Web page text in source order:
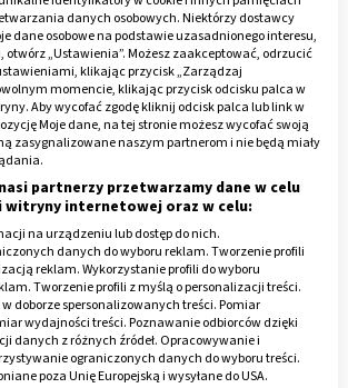
znacznie mniej do dania niż
toteż nie przesądzają one o
potrawy. Dużą kaloryczność mają
- to około 240 kcal na 100 g. Nie są
dominującym w bigosie.
bigos na diecie?
jak najbardziej można
- trzeba jednak jego kaloryczność
by nie doszło do wystąpienia
Należy więc dostosować porcję
kalorycznego iuważać na
białego pieczywa, które
danych osobowych. Niektórzy dostawcy
dane osobowe na podstawie uzasadnionego interesu,
otwórz „Ustawienia”. Możesz zaakceptować, odrzucić
klikając przycisk „Zarządzaj
momencie, klikając przycisk odcisku palca w
Aby wycofać zgodę kliknij odcisk palca lub link w
Moje dane, na tej stronie możesz wycofać swoją
zasygnalizowane naszym partnerom i nie będą miały
partnerzy przetwarzamy dane w celu
witryny internetowej oraz w celu:
na urządzeniu lub dostęp do nich.
danych do wyboru reklam. Tworzenie profili
reklam. Wykorzystanie profili do wyboru
Tworzenie profili z myślą o personalizacji treści.
doborze spersonalizowanych treści. Pomiar
wydajności treści. Poznawanie odbiorców dzięki
danych z różnych źródeł. Opracowywanie i
ograniczonych danych do wyboru treści.
poza Unię Europejską i wysyłane do USA.